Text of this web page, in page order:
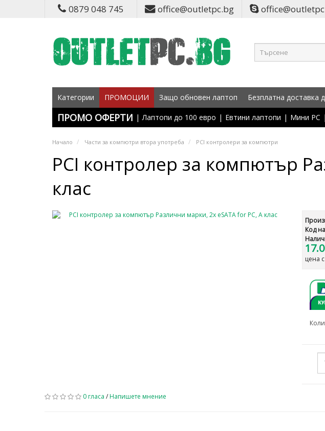
0879 048 745 office@outletpc.bg
Категории ПРОМОЦИИ Защо обновен лаптоп Безплатна доставка
ПРОМО ОФЕРТИ | Лаптопи до 100 евро | Евтини лаптопи | Мини PC |
Начало Части за компютри втора употреба PCI контролери за компютри
PCI контролер за компютър
клас
Код
цена
0 гласа /Напишете мнение